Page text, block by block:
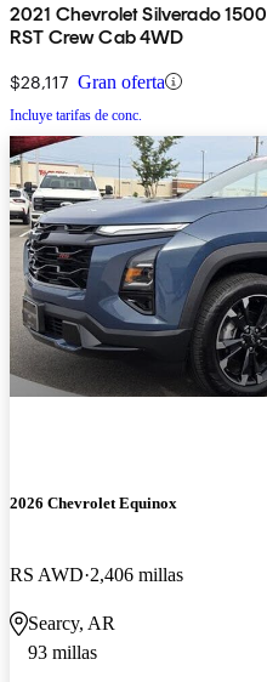
2021 Chevrolet Silverado 1500
RST Crew Cab 4WD
$28,117 Gran oferta
Incluye tarifas de conc.
2026 Chevrolet Equinox
RS AWD 2,406 millas
Searcy, AR
93 millas